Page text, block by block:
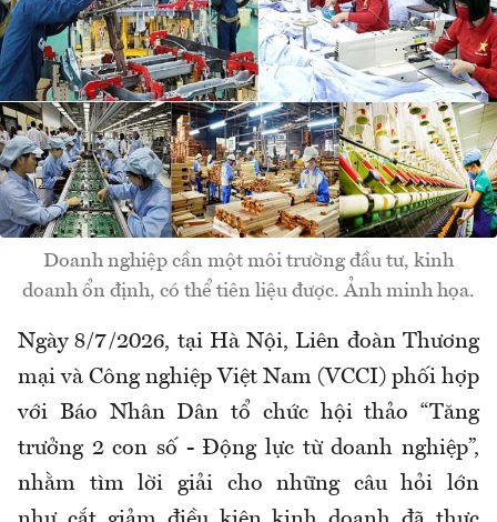
Doanh nghiệp cần một môi trường đầu tư, kinh
doanh ổn định, có thể tiên liệu được. Ảnh minh họa.
Ngày 8/7/2026, tại Hà Nội, Liên đoàn Thương
mại và Công nghiệp Việt Nam (VCCI) phối hợp
với Báo Nhân Dân tổ chức hội thảo “Tăng
trưởng 2 con số - Động lực từ doanh nghiệp”,
nhằm tìm lời giải cho những câu hỏi lớn